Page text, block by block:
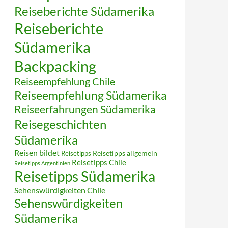
Reiseberichte Südamerika
Reiseberichte
Südamerika
Backpacking
Reiseempfehlung Chile
Reiseempfehlung Südamerika
Reiseerfahrungen Südamerika
Reisegeschichten
Südamerika
Reisen bildet Reisetipps Reisetipps allgemein
Reisetipps Argentinien Reisetipps Chile
Reisetipps Südamerika
Sehenswürdigkeiten Chile
Sehenswürdigkeiten
Südamerika